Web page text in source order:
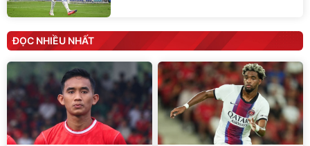
ĐỌC NHIỀU NHẤT